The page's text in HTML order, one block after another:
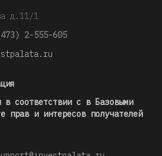
д.11/1
2-555-605
в соответствии с в Базовыми
прав и интересов получателей